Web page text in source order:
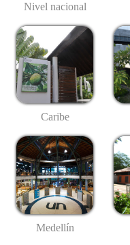
Nivel nacional
Caribe
Medellín